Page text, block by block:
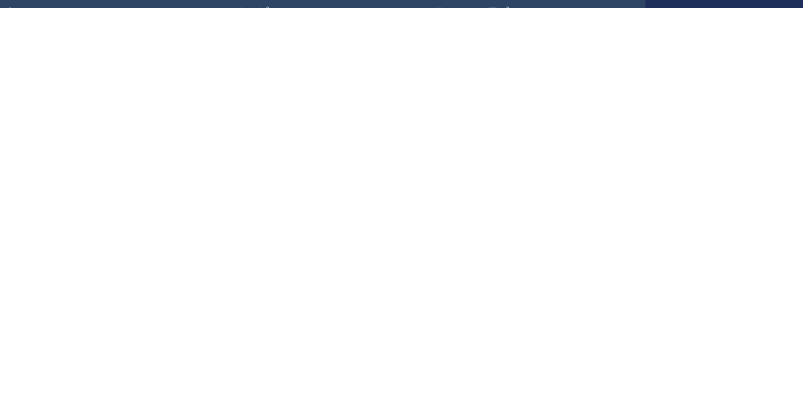
ン ミツビシ ステーションワゴン